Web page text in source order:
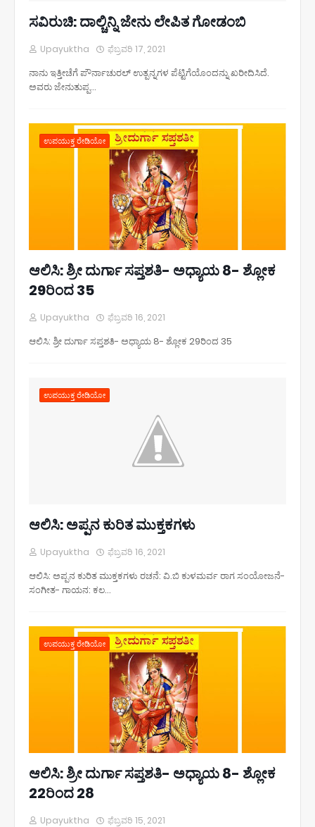
ಸವಿರುಚಿ: ದಾಲ್ಚಿನ್ನಿ ಜೇನು ಲೇಪಿತ ಗೋಡಂಬಿ
Upayuktha ಫೆಬ್ರವರಿ 17, 2021
ನಾನು ಇತ್ತೀಚೆಗೆ ಪೌರ್ನಾಚುರಲ್ ಉತ್ಪನ್ನಗಳ ಪೆಟ್ಟಿಗೆಯೊಂದನ್ನು ಖರೀದಿಸಿದೆ.
ಅವರು ಜೇನುತುಪ್ಪ…
ಉಪಯುಕ್ತ ರೇಡಿಯೋ
ಆಲಿಸಿ: ಶ್ರೀ ದುರ್ಗಾ ಸಪ್ತಶತಿ- ಅಧ್ಯಾಯ 8- ಶ್ಲೋಕ
29ರಿಂದ 35
Upayuktha ಫೆಬ್ರವರಿ 16, 2021
ಆಲಿಸಿ: ಶ್ರೀ ದುರ್ಗಾ ಸಪ್ತಶತಿ- ಅಧ್ಯಾಯ 8- ಶ್ಲೋಕ 29ರಿಂದ 35
ಉಪಯುಕ್ತ ರೇಡಿಯೋ
ಆಲಿಸಿ: ಅಪ್ಪನ ಕುರಿತ ಮುಕ್ತಕಗಳು
Upayuktha ಫೆಬ್ರವರಿ 16, 2021
ಆಲಿಸಿ: ಅಪ್ಪನ ಕುರಿತ ಮುಕ್ತಕಗಳು ರಚನೆ: ವಿ.ಬಿ ಕುಳಮರ್ವ ರಾಗ ಸಂಯೋಜನೆ-
ಸಂಗೀತ- ಗಾಯನ: ಕಲ…
ಉಪಯುಕ್ತ ರೇಡಿಯೋ
ಆಲಿಸಿ: ಶ್ರೀ ದುರ್ಗಾ ಸಪ್ತಶತಿ- ಅಧ್ಯಾಯ 8- ಶ್ಲೋಕ
22ರಿಂದ 28
Upayuktha ಫೆಬ್ರವರಿ 15, 2021